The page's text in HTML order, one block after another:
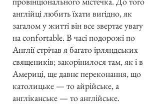
англійці любить їхати вигідно, як
загалом у житті він все звертає увагу
на confortable. В часі подорожі по
Англії стрічав я багато ірляндських
священиків; закорінилося там, як і в
Америці, ще давнє переконання, що
католицьке — то айрійське, а
англіканське — то англійське.